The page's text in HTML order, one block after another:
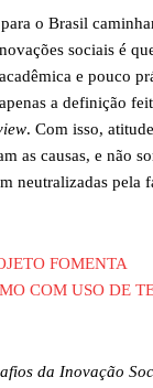
o Brasil
sociais é
e pouco
a definição
. Com isso,
as causas, e não
neutralizadas pela
FOMENTA
COM USO DE
da Inovação